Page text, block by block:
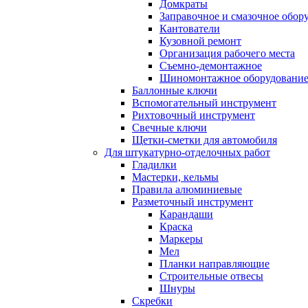
Домкраты
Заправочное и смазочное
Кантователи
Кузовной ремонт
Организация рабочего места
Съемно-демонтажное
Шиномонтажное оборудование
Баллонные ключи
Вспомогательный инструмент
Рихтовочный инструмент
Свечные ключи
Щетки-сметки для автомобиля
Для штукатурно-отделочных работ
Гладилки
Мастерки, кельмы
Правила алюминиевые
Разметочный инструмент
Карандаши
Краска
Маркеры
Мел
Планки направляющие
Строительные отвесы
Шнуры
Скребки